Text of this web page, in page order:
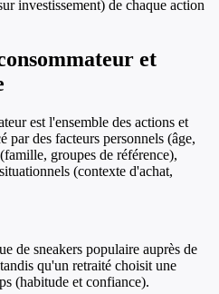
investissement) de chaque action
et
est l'ensemble des actions et
par des facteurs personnels (âge,
groupes de référence),
(contexte d'achat,
de sneakers populaire auprès de
qu'un retraité choisit une
(habitude et confiance).